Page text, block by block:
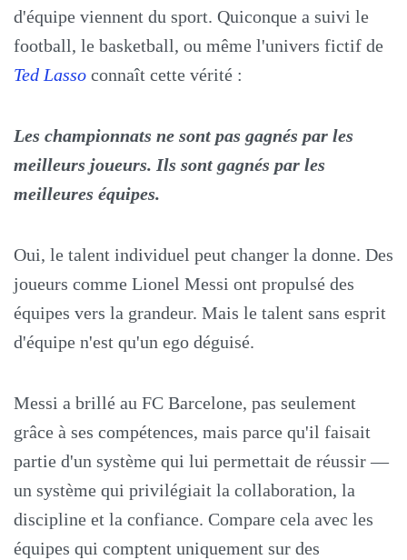
d'équipe viennent du sport. Quiconque a suivi le
football, le basketball, ou même l'univers fictif de
Ted Lasso connaît cette vérité :
Les championnats ne sont pas gagnés par les
meilleurs joueurs. Ils sont gagnés par les
meilleures équipes.
Oui, le talent individuel peut changer la donne. Des
joueurs comme Lionel Messi ont propulsé des
équipes vers la grandeur. Mais le talent sans esprit
d'équipe n'est qu'un ego déguisé.
Messi a brillé au FC Barcelone, pas seulement
grâce à ses compétences, mais parce qu'il faisait
partie d'un système qui lui permettait de réussir —
un système qui privilégiait la collaboration, la
discipline et la confiance. Compare cela avec les
équipes qui comptent uniquement sur des